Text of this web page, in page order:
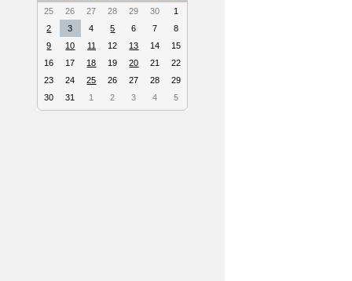
25
26 27 28 29 30
1
2
3 4 5 6 7
8
9
10 11 12 13 14
15
16
17 18 19 20 21
22
23
24 25 26 27 28
29
30
31 1 2 3 4 5